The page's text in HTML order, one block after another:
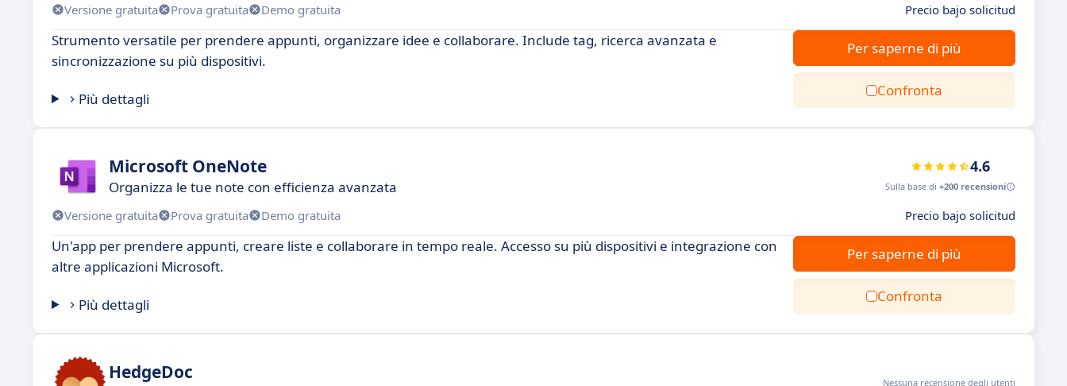
Versione gratuita Prova gratuita Demo gratuita Precio bajo solicitud
Strumento versatile per prendere appunti, organizzare idee e collaborare. Include tag, ricerca avanzata e
sincronizzazione su più dispositivi.
Più dettagli
Per saperne di più
Confronta
Microsoft OneNote
Organizza le tue note con efficienza avanzata
4.6
Sulla base di +200 recensioni
Versione gratuita Prova gratuita Demo gratuita Precio bajo solicitud
Un'app per prendere appunti, creare liste e collaborare in tempo reale. Accesso su più dispositivi e integrazione con
altre applicazioni Microsoft.
Più dettagli
Per saperne di più
Confronta
HedgeDoc Nessuna recensione degli utenti